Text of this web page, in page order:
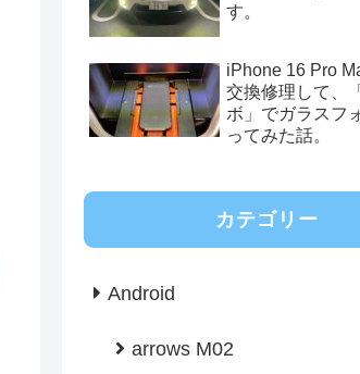
す。
iPhone 16 Pro
交換修理して、
ボ」でガラスフ
ってみた話。
カテゴリー
Android
arrows M02